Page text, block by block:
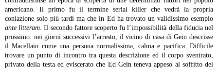
americano. Il primo fu il termine serial killer che vedrà la propria
coniazione solo più tardi ma che in Ed ha trovato un validissimo esempio
ante litteram . Il secondo fattore scoperto fu l’impossibilità della fiducia nel
prossimo: nei giorni successivi l’arresto, il vicino di casa di Gein descrisse
il Macellaio come una persona normalissima, calma e pacifica. Difficile
trovare un punto di incontro tra questa descrizione ed il corpo sventrato,
privato della testa ed eviscerato che Ed Gein teneva appeso al soffitto del